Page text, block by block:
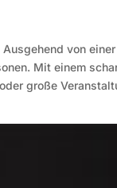
von
Mit einem
große